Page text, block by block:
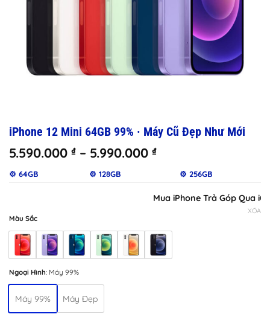
iPhone 12 Mini 64GB 99% · Máy Cũ Đẹp Như Mới
5.590.000 ₫ – 5.990.000 ₫Khoảng
đến
⚙️ 64GB ⚙️ 128GB ⚙️ 256GB
Mua iPhone Trả Góp Qua
Màu Sắc
Ngoại Hình: Máy 99%
Máy 99% Máy Đẹp
XÓA